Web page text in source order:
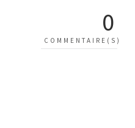
0
COMMENTAIRE(S)